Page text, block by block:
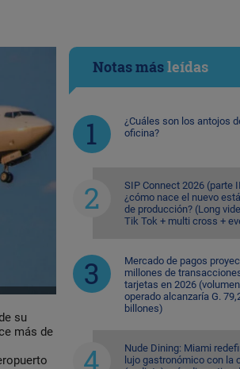
su
más de
Notas másleídas
¿Cuáles son los antojos
oficina?
SIP Connect 2026 (parte
¿cómo nace el nuevo
de producción? (Long
Tik Tok + multi cross +
Mercado de pagos
millones de
tarjetas en 2026 (volumen
operado alcanzaría G.
billones)
Nude Dining: Miami
lujo gastronómico con la